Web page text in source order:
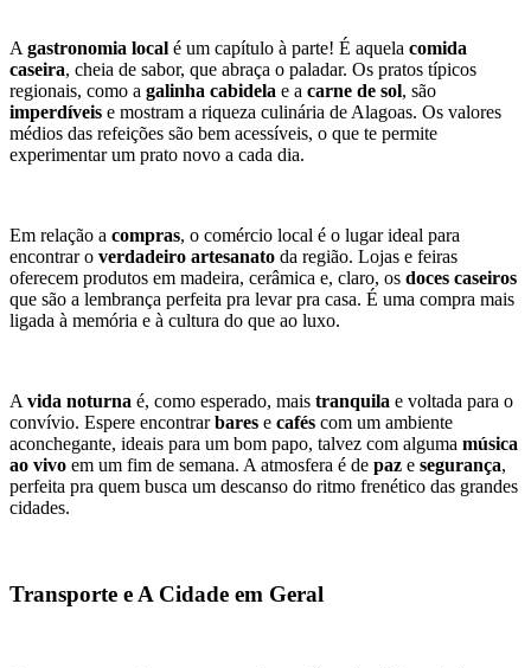
A gastronomia local é um capítulo à parte! É aquela comida
caseira, cheia de sabor, que abraça o paladar. Os pratos típicos
regionais, como a galinha cabidela e a carne de sol
imperdíveis e mostram a riqueza culinária de Alagoas. Os valores
médios das refeições são bem acessíveis, o que te permite
experimentar um prato novo a cada dia.
Em relação a compras, o comércio local é o lugar ideal para
encontrar o verdadeiro artesanato da região. Lojas e feiras
oferecem produtos em madeira, cerâmica e, claro, os doces caseiros
que são a lembrança perfeita pra levar pra casa. É uma compra mais
ligada à memória e à cultura do que ao luxo.
A vida noturna é, como esperado, mais tranquila e voltada para o
convívio. Espere encontrar bares e cafés com um ambiente
aconchegante, ideais para um bom papo, talvez com alguma música
ao vivo em um fim de semana. A atmosfera é de paz e segurança,
perfeita pra quem busca um descanso do ritmo frenético das grandes
cidades.
Transporte e A Cidade em Geral